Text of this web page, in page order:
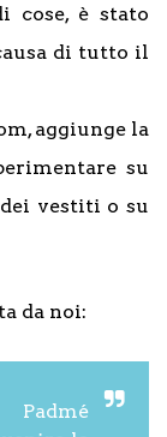
cose, è stato
di tutto il
aggiunge la
su
vestiti o su
da noi: